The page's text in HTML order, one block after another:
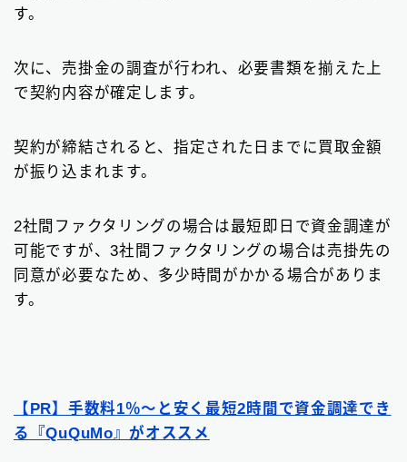
す。
次に、売掛金の調査が行われ、必要書類を揃えた上
で契約内容が確定します。
契約が締結されると、指定された日までに買取金額
が振り込まれます。
2社間ファクタリングの場合は最短即日で資金調達が
可能ですが、3社間ファクタリングの場合は売掛先の
同意が必要なため、多少時間がかかる場合がありま
す。
【PR】手数料1％〜と安く最短2時間で資金調達でき
る『QuQuMo』がオススメ